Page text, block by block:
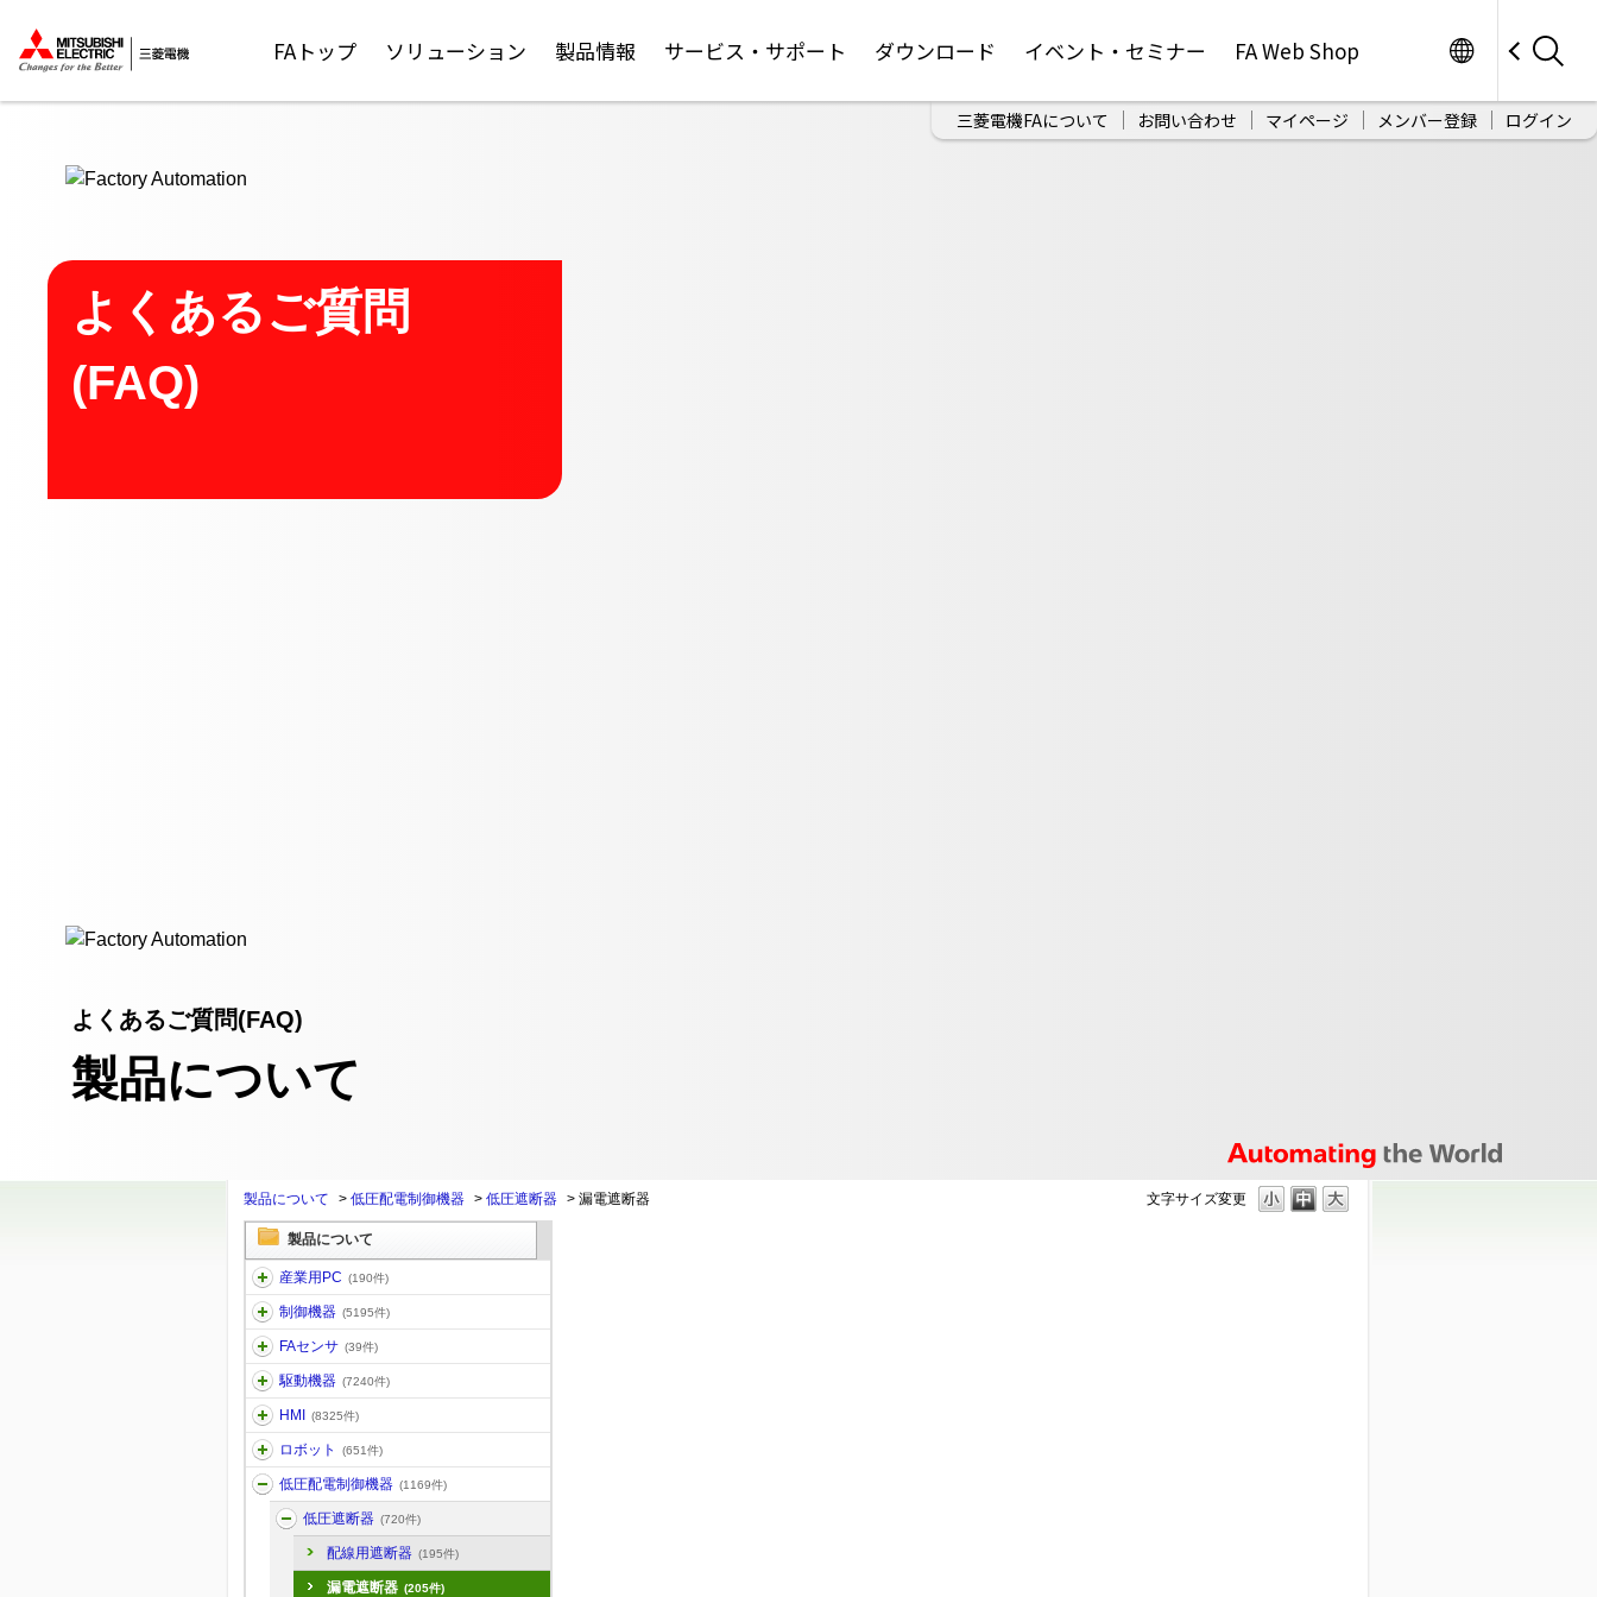
FAトップ ソリューション 製品情報 サービス・サポート ダウンロード イベント・セミナー FA Web Shop
三菱電機FAについて お問い合わせ マイページ メンバー登録 ログイン
よくあるご質問
(FAQ)
よくあるご質問(FAQ)
製品について
文字サイズ変更
製品について > 低圧配電制御機器 > 低圧遮断器 > 漏電遮断器
製品について
産業用PC (190件)
制御機器 (5195件)
FAセンサ (39件)
駆動機器 (7240件)
HMI (8325件)
ロボット (651件)
低圧配電制御機器 (1169件)
低圧遮断器 (720件)
配線用遮断器 (195件)
漏電遮断器 (205件)